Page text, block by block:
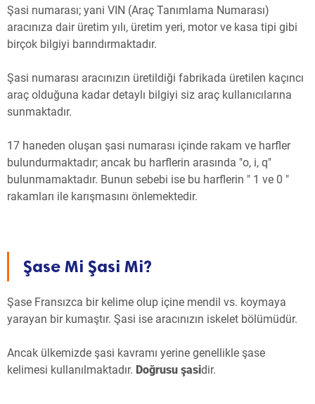
Şasi numarası; yani VIN (Araç Tanımlama Numarası)
aracınıza dair üretim yılı, üretim yeri, motor ve kasa tipi gibi
birçok bilgiyi barındırmaktadır.
Şasi numarası aracınızın üretildiği fabrikada üretilen kaçıncı
araç olduğuna kadar detaylı bilgiyi siz araç kullanıcılarına
sunmaktadır.
17 haneden oluşan şasi numarası içinde rakam ve harfler
bulundurmaktadır; ancak bu harflerin arasında "o, i, q"
bulunmamaktadır. Bunun sebebi ise bu harflerin " 1 ve 0 "
rakamları ile karışmasını önlemektedir.
Şase Mi Şasi Mi?
Şase Fransızca bir kelime olup içine mendil vs. koymaya
yarayan bir kumaştır. Şasi ise aracınızın iskelet bölümüdür.
Ancak ülkemizde şasi kavramı yerine genellikle şase
kelimesi kullanılmaktadır. Doğrusu şasidir.